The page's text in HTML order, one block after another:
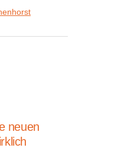
neuen